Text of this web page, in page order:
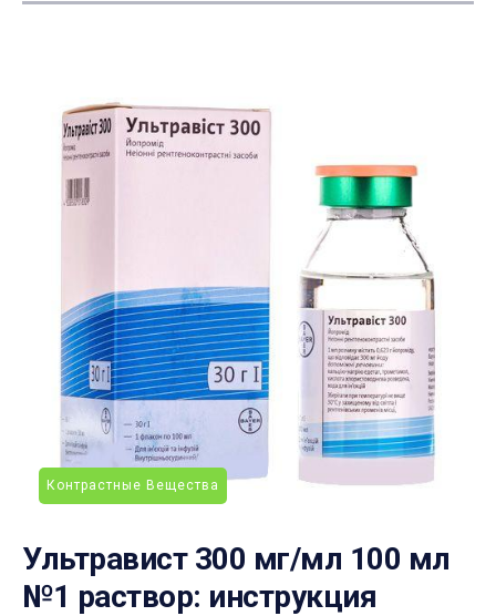
Контрастные Вещества
Ультравист 300 мг/мл 100 мл
№1 раствор: инструкция